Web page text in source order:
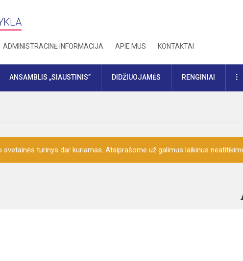
ADMINISTRACINĖ INFORMACIJA APIE MUS KONTAKTAI
ANSAMBLIS „SIAUSTINIS” DIDŽIUOJAMĖS RENGINIAI
svetainės turinys dar kuriamas. Atsiprašome už galimus laikinus